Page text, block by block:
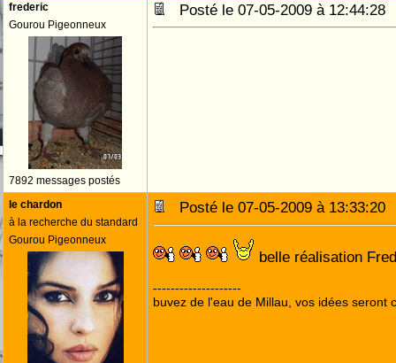
frederic
Gourou Pigeonneux
7892 messages postés
Posté le 07-05-2009 à
le chardon
à la recherche du standard
Gourou Pigeonneux
Posté le 07-05-2009 à
belle réalisation
--------------------
buvez de l'eau de Millau, vos idées seront